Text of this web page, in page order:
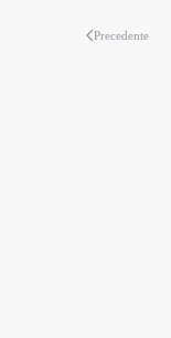
Precedente